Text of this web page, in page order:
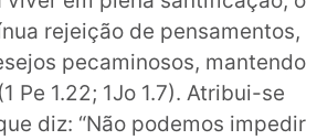
rejeição de pensamentos,
pecaminosos, mantendo
(1 Pe 1.22; 1Jo 1.7). Atribui-se
diz: “Não podemos impedir